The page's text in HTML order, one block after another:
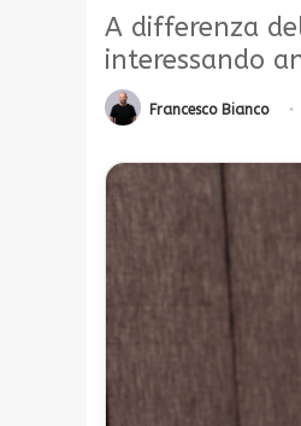
A differenza
interessando
Francesco Bianco